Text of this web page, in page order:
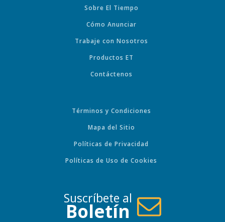
Sobre El Tiempo
Cómo Anunciar
Trabaje con Nosotros
Productos ET
Contáctenos
Términos y Condiciones
Mapa del Sitio
Políticas de Privacidad
Políticas de Uso de Cookies
Suscríbete al
Boletín